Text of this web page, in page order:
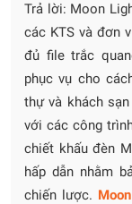
Trả lời: Moon
các KTS và đơn
đủ file trắc
phục vụ cho
thự và khách
với các công
chiết khấu đèn
hấp dẫn nhằm
chiến lược.